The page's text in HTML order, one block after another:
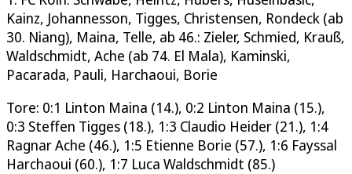
Kainz, Johannesson, Tigges, Christensen, Rondeck (ab
30. Niang), Maina, Telle, ab 46.: Zieler, Schmied, Krauß,
Waldschmidt, Ache (ab 74. El Mala), Kaminski,
Pacarada, Pauli, Harchaoui, Borie
Tore: 0:1 Linton Maina (14.), 0:2 Linton Maina (15.),
0:3 Steffen Tigges (18.), 1:3 Claudio Heider (21.), 1:4
Ragnar Ache (46.), 1:5 Etienne Borie (57.), 1:6 Fayssal
Harchaoui (60.), 1:7 Luca Waldschmidt (85.)